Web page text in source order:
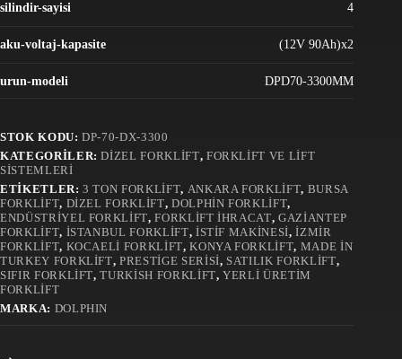
silindir-sayisi 4
aku-voltaj-kapasite (12V 90Ah)x2
urun-modeli DPD70-3300MM
STOK KODU:DP-70-DX-3300
KATEGORILER:DIZEL FORKLIFT, FORKLIFT VE LIFT
SISTEMLERI
ETIKETLER:3 TON FORKLIFT, ANKARA FORKLIFT, BURSA
FORKLIFT, DIZEL FORKLIFT, DOLPHIN FORKLIFT,
ENDÜSTRIYEL FORKLIFT,FORKLIFT İHRACAT,GAZIANTEP
FORKLIFT, İSTANBUL FORKLIFT, İSTIF MAKINESI,İZMIR
FORKLIFT, KOCAELI FORKLIFT,KONYA FORKLIFT, MADE IN
TURKEY FORKLIFT,PRESTIGE SERISI, SATILIK FORKLIFT,
SIFIR FORKLIFT,TURKISH FORKLIFT,YERLI ÜRETIM
FORKLIFT
MARKA: DOLPHIN